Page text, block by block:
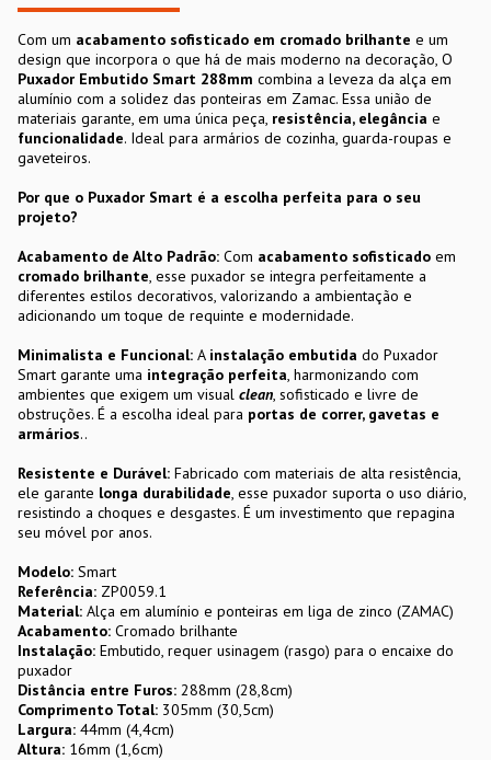
Com um acabamento sofisticado em cromado brilhante e um
design que incorpora o que há de mais moderno na decoração, O
Puxador Embutido Smart 288mm combina a leveza da alça em
alumínio com a solidez das ponteiras em Zamac. Essa união de
materiais garante, em uma única peça, resistência, elegância e
funcionalidade. Ideal para armários de cozinha, guarda-roupas e
gaveteiros.
Por que o Puxador Smart é a escolha perfeita para o seu
projeto?
Acabamento de Alto Padrão: Com acabamento sofisticado em
cromado brilhante, esse puxador se integra perfeitamente a
diferentes estilos decorativos, valorizando a ambientação e
adicionando um toque de requinte e modernidade.
Minimalista e Funcional: A instalação embutida do Puxador
Smart garante uma integração perfeita, harmonizando com
ambientes que exigem um visual clean, sofisticado e livre de
obstruções. É a escolha ideal para portas de correr, gavetas e
armários..
Resistente e Durável: Fabricado com materiais de alta resistência,
ele garante longa durabilidade, esse puxador suporta o uso diário,
resistindo a choques e desgastes. É um investimento que repagina
seu móvel por anos.
Modelo: Smart
Referência: ZP0059.1
Material: Alça em alumínio e ponteiras em liga de zinco (ZAMAC)
Acabamento: Cromado brilhante
Instalação: Embutido, requer usinagem (rasgo) para o encaixe do
puxador
Distância entre Furos: 288mm (28,8cm)
Comprimento Total: 305mm (30,5cm)
Largura: 44mm (4,4cm)
Altura: 16mm (1,6cm)